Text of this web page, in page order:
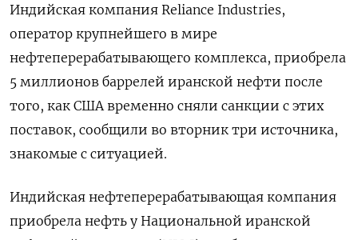
Индийская компания Reliance Industries,
оператор крупнейшего в мире
нефтеперерабатывающего комплекса, приобрела
5 миллионов ‌баррелей иранской нефти после
того, как США временно сняли санкции с этих
поставок, сообщили во вторник ​три источника,
знакомые ​с ситуацией.
Индийская ​нефтеперерабатывающая компания
⁠приобрела нефть у Национальной иранской